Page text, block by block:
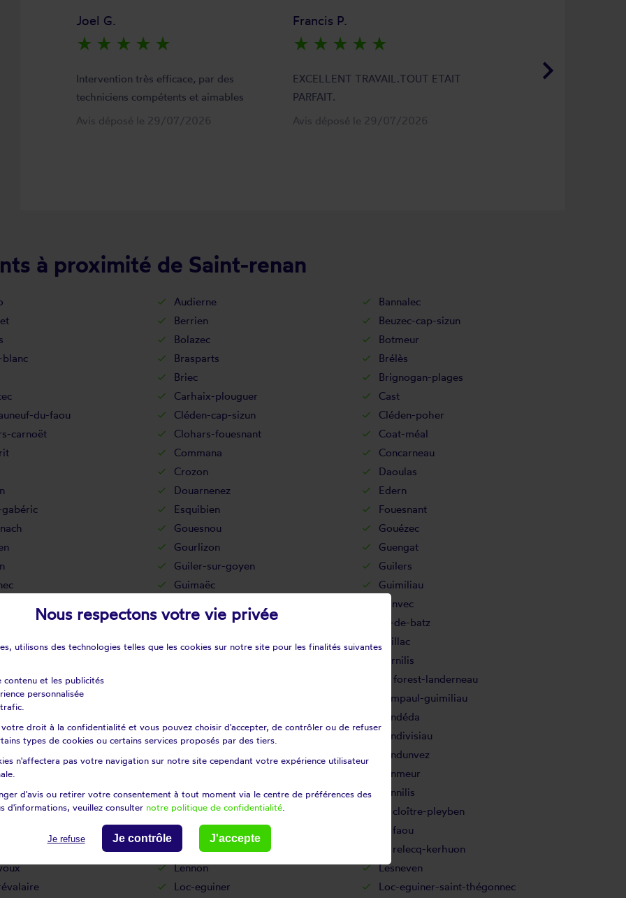
keyboard_arrow_right
Joel G.
star_rate star_rate star_rate star_rate star_rate
Intervention très efficace, par des
techniciens compétents et aimables
Avis déposé le 29/07/2026
Francis P.
star_rate star_rate star_rate star_rate star_rate
EXCELLENT TRAVAIL.TOUT ETAIT
PARFAIT.
Avis déposé le 29/07/2026
à proximité de Saint-renan
Audierne
Bannalec
Berrien
Beuzec-cap-sizun
Bolazec
Botmeur
Brasparts
Brélès
Briec
Brignogan-plages
Carhaix-plouguer
Cast
du-faou Cléden-cap-sizun
Cléden-poher
carnoët Clohars-fouesnant
Coat-méal
Commana
Concarneau
Crozon
Daoulas
Douarnenez
Edern
Esquibien
Fouesnant
Gouesnou
Gouézec
Gourlizon
Guengat
Guiler-sur-goyen
Guilers
Guimaëc
Guimiliau
Hanvec
camfrout Huelgoat
Île-de-batz
Ile-tudy
Irvillac
Kernilis
plabennec
La forest-landerneau
Lampaul-guimiliau
Landéda
Landévennec
Landivisiau
Landudec
Landunvez
Lanmeur
Lanneuffret
Lannilis
Laz
Le cloître-pleyben
Le drennec
Le faou
Le ponthou
Le relecq-kerhuon
Lennon
Lesneven
Loc-eguiner
Loc-eguiner-saint-thégonnec
Nous respectons votre vie privée
utilisons des technologies telles que les cookies sur notre site pour les finalités suivantes
contenu et les publicités
personnalisée
votre droit à la confidentialité et vous pouvez choisir d'accepter, de contrôler ou de refuser
types de cookies ou certains services proposés par des tiers.
n'affectera pas votre navigation sur notre site cependant votre expérience utilisateur
d'avis ou retirer votre consentement à tout moment via le centre de préférences des
d'informations, veuillez consulter notre politique de confidentialité
Je refuse Je contrôle J'accepte